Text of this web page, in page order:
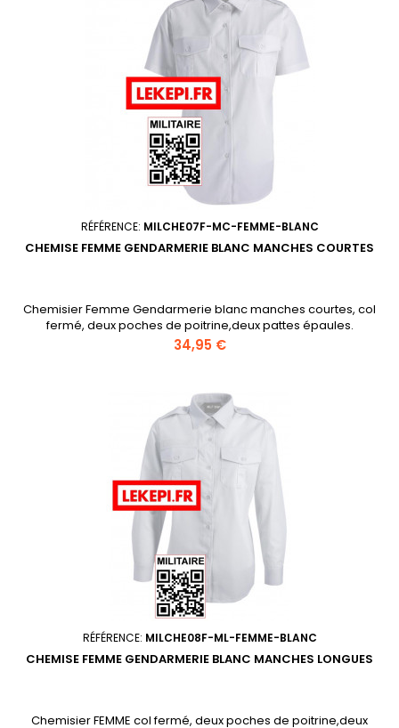
RÉFÉRENCE: MILCHE07F-MC-FEMME-BLANC
CHEMISE FEMME GENDARMERIE BLANC MANCHES COURTES
Chemisier Femme Gendarmerie blanc manches courtes, col
fermé, deux poches de poitrine,deux pattes épaules.
Prix
34,95 €
RÉFÉRENCE: MILCHE08F-ML-FEMME-BLANC
CHEMISE FEMME GENDARMERIE BLANC MANCHES LONGUES
Chemisier FEMME col fermé, deux poches de poitrine,deux